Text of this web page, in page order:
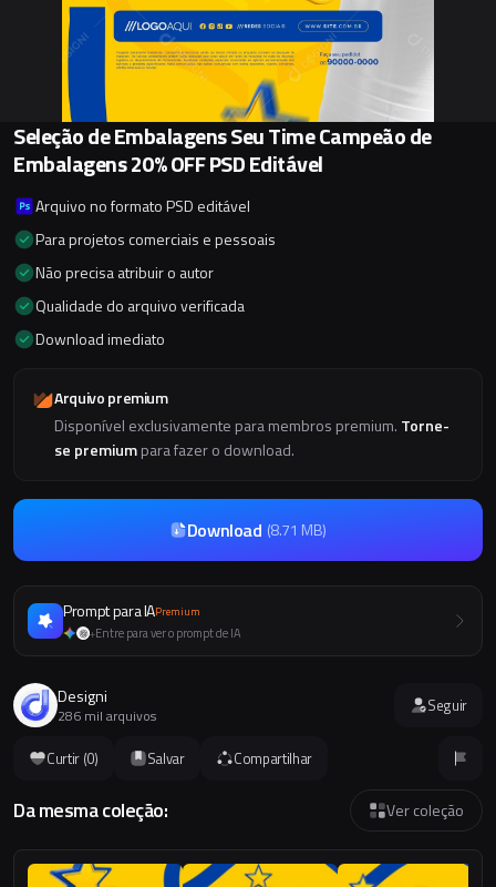
Da mesma coleção: Ver coleção
Curtir (0) Salvar Compartilhar
Seleção de Embalagens Seu Time Campeão de
Embalagens 20% OFF PSD Editável
Arquivo no formato PSD editável
Para projetos comerciais e pessoais
Não precisa atribuir o autor
Qualidade do arquivo verificada
Download imediato
Arquivo premium
Disponível exclusivamente para membros premium. Torne-
se premiumpara fazer o download.
Download (8.71 MB)
Prompt para IAPremium
+Entre para ver o prompt de IA
Designi
286 mil arquivos Seguir